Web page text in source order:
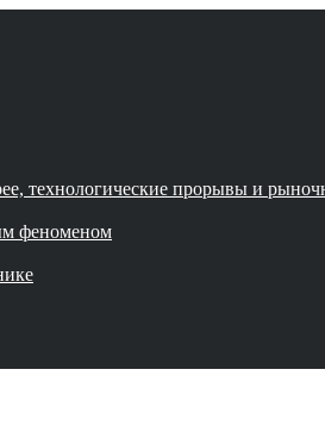
технологические прорывы и
феноменом